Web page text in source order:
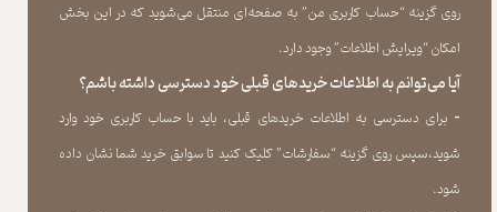
روی گزینه “حساب کاربری من” به صفحه‏‌ای منتقل می‏‌شوید که در این بخش
امکان “ویرایش اطلاعات” وجود دارد.​​​​​​​
آیا می‌‏توانم به اطلاعات خریدهای قبلی خود دسترسی داشته باشم؟
​​​​​​​- برای دسترسی به اطلاعات خریدهای قبلی، باید با حساب کاربری خود وارد
شوید،سپس روی گزینه “سفارشات” کلیک کنید تا سوابق خرید شما نشان داده
‏شود.​​​​​​​